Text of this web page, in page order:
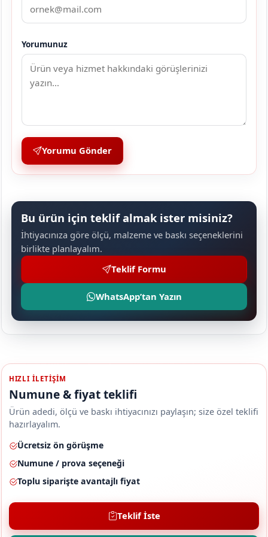
Yorumunuz
Yorumu Gönder
Bu ürün için teklif almak ister misiniz?
İhtiyacınıza göre ölçü, malzeme ve baskı seçeneklerini
birlikte planlayalım.
Teklif Formu
WhatsApp’tan Yazın
HIZLI ILETIŞIM
Numune & fiyat teklifi
Ürün adedi, ölçü ve baskı ihtiyacınızı paylaşın; size özel teklifi
hazırlayalım.
Ücretsiz ön görüşme
Numune / prova seçeneği
Toplu siparişte avantajlı fiyat
Teklif İste